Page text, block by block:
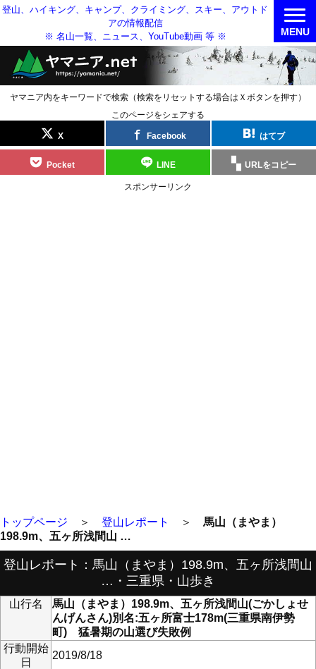
登山、ハイキング、キャンプ、クライミング、スキー、アウトド
アの情報配信
※ 名山一覧、ニュース、YouTube動画 等 ※
ヤマニア内をキーワードで検索（検索をリセットする場合はＸボタンを押す）
MENU
このページをシェアする
X Facebook はてブ
Pocket LINE URLをコピー
スポンサーリンク
トップページ ＞ 登山レポート ＞ 馬山（まやま）
198.9m、五ヶ所浅間山 …
登山レポート：馬山（まやま）198.9m、五ヶ所浅間山
…・三重県・山歩き
山行名
馬山（まやま）198.9m、五ヶ所浅間山(ごかしょせ
んげんさん)別名:五ヶ所富士178m(三重県南伊勢
町) 猛暑期の山選び失敗例
行動開始
日
2019/8/18